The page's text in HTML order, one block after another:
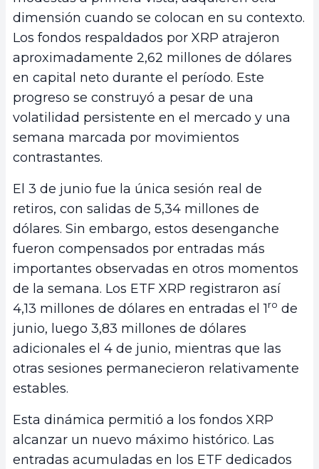
dimensión cuando se colocan en su contexto.
Los fondos respaldados por XRP atrajeron
aproximadamente 2,62 millones de dólares
en capital neto durante el período. Este
progreso se construyó a pesar de una
volatilidad persistente en el mercado y una
semana marcada por movimientos
contrastantes.
El 3 de junio fue la única sesión real de
retiros, con salidas de 5,34 millones de
dólares. Sin embargo, estos desenganche
fueron compensados por entradas más
importantes observadas en otros momentos
de la semana. Los ETF XRP registraron así
4,13 millones de dólares en entradas el 1ro de
junio, luego 3,83 millones de dólares
adicionales el 4 de junio, mientras que las
otras sesiones permanecieron relativamente
estables.
Esta dinámica permitió a los fondos XRP
alcanzar un nuevo máximo histórico. Las
entradas acumuladas en los ETF dedicados